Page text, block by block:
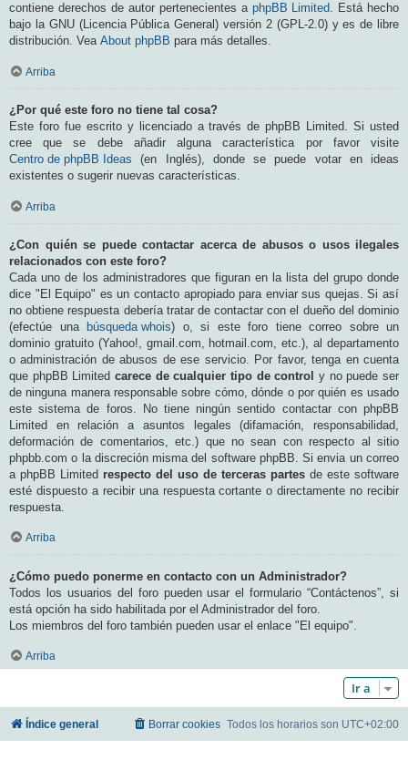
contiene derechos de autor pertenecientes a phpBB Limited. Está hecho
bajo la GNU (Licencia Pública General) versión 2 (GPL-2.0) y es de libre
distribución. Vea About phpBB para más detalles.
Arriba
¿Por qué este foro no tiene tal cosa?
Este foro fue escrito y licenciado a través de phpBB Limited. Si usted
cree que se debe añadir alguna característica por favor visite
Centro de phpBB Ideas (en Inglés), donde se puede votar en ideas
existentes o sugerir nuevas características.
Arriba
¿Con quién se puede contactar acerca de abusos o usos ilegales
relacionados con este foro?
Cada uno de los administradores que figuran en la lista del grupo donde
dice "El Equipo" es un contacto apropiado para enviar sus quejas. Si así
no obtiene respuesta debería tratar de contactar con el dueño del dominio
(efectúe una
búsqueda whois) o, si este foro tiene correo sobre un
dominio gratuito (Yahoo!, gmail.com, hotmail.com, etc.), al departamento
o administración de abusos de ese servicio. Por favor, tenga en cuenta
que phpBB Limited carece de cualquier tipo de control y no puede ser
de ninguna manera responsable sobre cómo, dónde o por quién es usado
este sistema de foros. No tiene ningún sentido contactar con phpBB
Limited en relación a asuntos legales (difamación, responsabilidad,
deformación de comentarios, etc.) que no sean con respecto al sitio
phpbb.com o la discreción misma del software phpBB. Si envia un correo
a phpBB Limited respecto del uso de terceras partes de este software
esté dispuesto a recibir una respuesta cortante o directamente no recibir
respuesta.
Arriba
¿Cómo puedo ponerme en contacto con un Administrador?
Todos los usuarios del foro pueden usar el formulario “Contáctenos”, si
está opción ha sido habilitada por el Administrador del foro.
Los miembros del foro también pueden usar el enlace "El equipo".
Arriba
Ir a
Índice general Todos los horarios son UTC+02:00
Borrar cookies